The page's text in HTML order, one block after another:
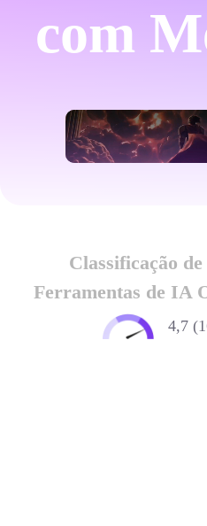
com
Classificação
Ferramentas de IA
4,7